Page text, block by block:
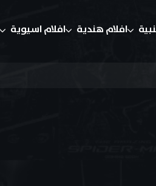
افلام هندية افلام اسيوية